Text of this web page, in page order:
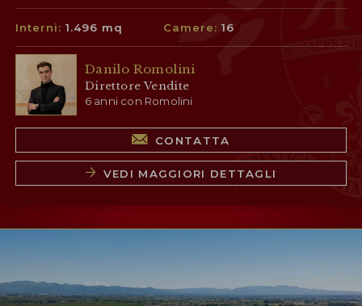
Interni:1.496 mq Camere:16
Danilo Romolini
Direttore Vendite
6 anni con Romolini
CONTATTA
VEDI MAGGIORI DETTAGLI